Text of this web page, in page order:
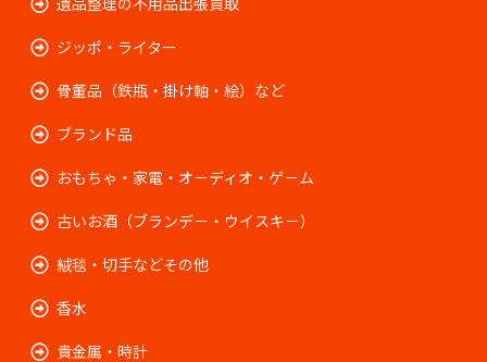
ジッポ・ライター
骨董品（鉄瓶・掛け軸・絵）など
ブランド品
おもちゃ・家電・オ－ディオ・ゲ－ム
古いお酒（ブランデ－・ウイスキ－）
絨毯・切手などその他
香水
貴金属・時計